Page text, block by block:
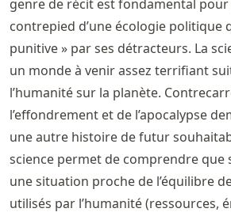
genre de récit est fondamental
contrepied d’une écologie politique
punitive » par ses détracteurs. La
un monde à venir assez terrifiant
l’humanité sur la planète.
l’effondrement et de l’apocalypse
une autre histoire de futur
science permet de comprendre que
une situation proche de l’équilibre
utilisés par l’humanité (ressources,